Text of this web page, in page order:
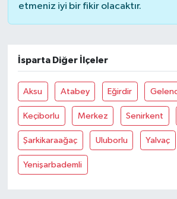
etmeniz iyi bir fikir olacaktır.
İsparta Diğer İlçeler
Aksu Atabey Eğirdir
Keçiborlu Merkez Senirkent
Şarkikaraağaç Uluborlu Yalvaç
Yenişarbademli